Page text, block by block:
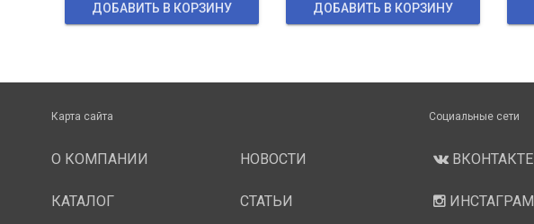
ДОБАВИТЬ В КОРЗИНУ ДОБАВИТЬ В КОРЗИНУ
Карта сайта
О КОМПАНИИ
КАТАЛОГ
НОВОСТИ
СТАТЬИ
Социальные сети
ВКОНТАКТЕ
ИНСТАГРАМ